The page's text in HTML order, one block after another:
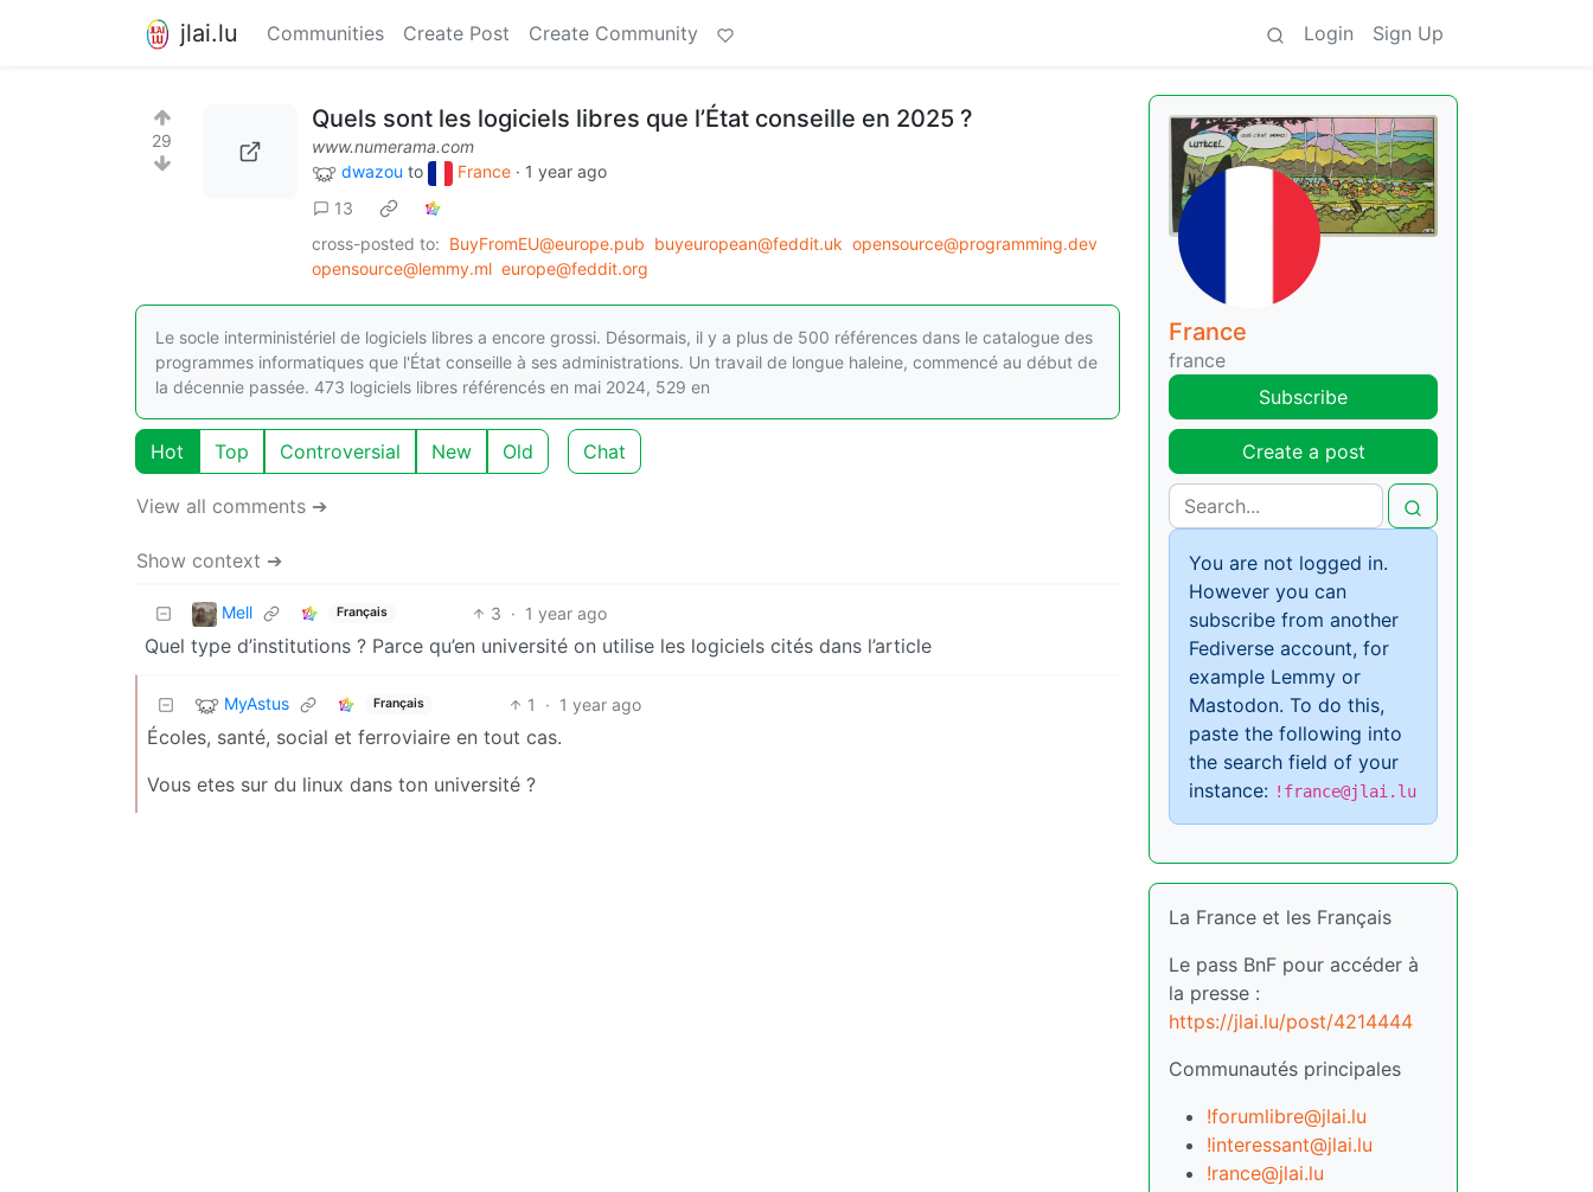
jlai.lu Communities Create Post Create Community Login Sign Up
29
Quels sont les logiciels libres que l’État conseille en 2025 ?
www.numerama.com
dwazou to France · 1 year ago
13
cross-posted to: BuyFromEU@europe.pub buyeuropean@feddit.uk opensource@programming.dev
opensource@lemmy.ml europe@feddit.org
Le socle interministériel de logiciels libres a encore grossi. Désormais, il y a plus de 500 références dans le catalogue des
programmes informatiques que l'État conseille à ses administrations. Un travail de longue haleine, commencé au début de
la décennie passée. 473 logiciels libres référencés en mai 2024, 529 en
Hot Top Controversial New Old Chat
View all comments ➔
Show context ➔
Mell Français 3 · 1 year ago
Quel type d’institutions ? Parce qu’en université on utilise les logiciels cités dans l’article
MyAstus Français 1 · 1 year ago
Écoles, santé, social et ferroviaire en tout cas.
Vous etes sur du linux dans ton université ?
France
france
Subscribe
Create a post
You are not logged in.
However you can
subscribe from another
Fediverse account, for
example Lemmy or
Mastodon. To do this,
paste the following into
the search field of your
instance: !france@jlai.lu
La France et les Français
Le pass BnF pour accéder à
la presse :
https://jlai.lu/post/4214444
Communautés principales
!forumlibre@jlai.lu
!interessant@jlai.lu
!rance@jlai.lu